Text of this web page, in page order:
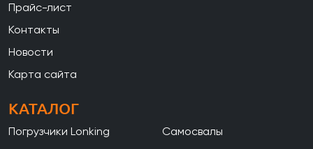
Прайс-лист
Контакты
Новости
Карта сайта
КАТАЛОГ
Погрузчики Lonking
Самосвалы